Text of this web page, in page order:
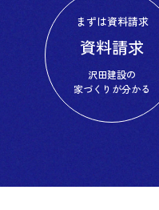
まずは資料請求
資料請求
沢田建設の
家づくりが分かる